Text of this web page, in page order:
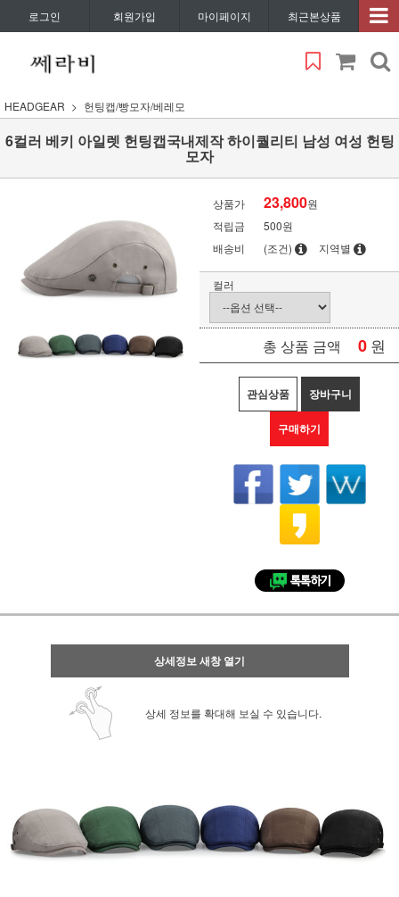
로그인 회원가입 마이페이지 최근본상품
HEADGEAR 헌팅캡/빵모자/베레모
6컬러 베키 아일렛 헌팅캡국내제작 하이퀄리티 남성 여성 헌팅
모자
상품가 23,800원
적립금
500원
배송비
(조건) 지역별
컬러
총 상품 금액 0 원
관심상품 장바구니
구매하기
상세정보 새창 열기
상세 정보를 확대해 보실 수 있습니다.